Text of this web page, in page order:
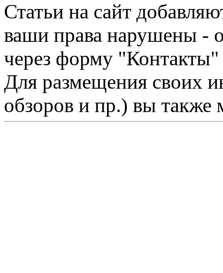
Статьи на сайт
ваши права нарушены -
через форму "Контакты"
Для размещения своих
обзоров и пр.) вы также